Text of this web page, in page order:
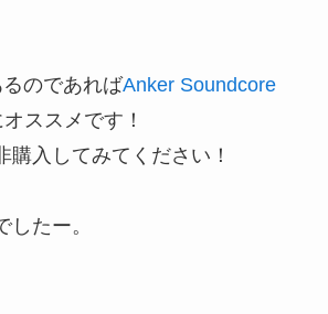
のであればAnker Soundcore
ススメです！
購入してみてください！
したー。